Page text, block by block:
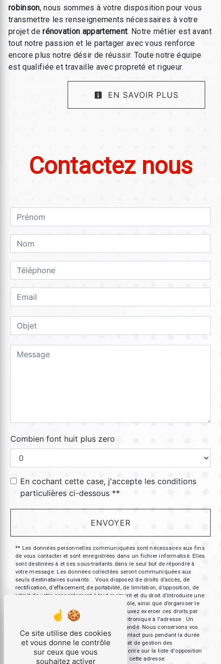
robinson, nous sommes à votre disposition pour vous
transmettre les renseignements nécessaires à votre
projet derénovation appartement. Notre métier est avant
tout notre passion et le partager avec vous renforce
encore plus notre désir de réussir. Toute notre équipe
est qualifiée et travaille avec propreté et rigueur.
EN SAVOIR PLUS
Contactez nous
Combien font huit plus zero
En cochant cette case, j'accepte les conditions
particulières ci-dessous **
ENVOYER
** Les données personnelles communiquées sont nécessaires aux fins
de vous contacter et sont enregistrées dans un fichier informatisé. Elles
sont destinées à et ses sous-traitants dans le seul but de répondre à
votre message. Les données collectées seront communiquées aux
seuls destinataires suivants: . Vous disposez de droits d’accès, de
rectification, d’effacement, de portabilité, de limitation, d’opposition, de
retrait de votre consentement à tout moment et du droit d’introduire une
réclamation auprès d’une autorité de contrôle, ainsi que d’organiser le
sort de vos données post-mortem. Vous pouvez exercer ces droits par
voie postale à l'adresse ou par courrier électronique à l'adresse . Un
justificatif d'identité pourra vous être demandé. Nous conservons vos
données pendant la période de prise de contact puis pendant la durée
de prescription légale aux fins probatoires et de gestion des
contentieux. Vous avez le droit de vous inscrire sur la liste d'opposition
au démarchage téléphonique, disponible à cette adresse:
Ce site utilise des cookies
et vous donne le contrôle
sur ceux que vous
souhaitez activer